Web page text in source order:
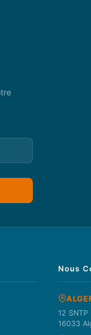
Nous
12 SNTP
16033